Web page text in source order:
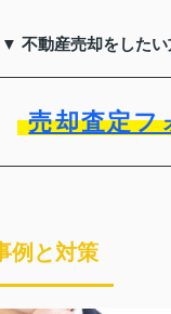
▼ 不動産売却をした
売却査定フ
例と対策